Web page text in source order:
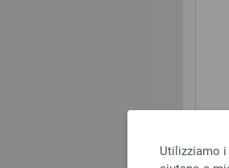
Utilizziamo